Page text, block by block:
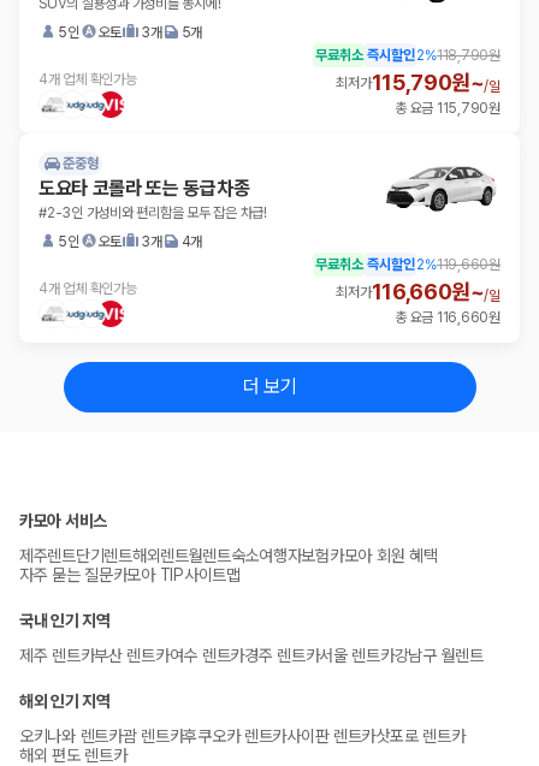
5인
오토 3개 5개
4개 업체 확인가능
무료취소 즉시할인2%118,790원
최저가115,790원~/일
총 요금 115,790원
준중형
도요타 코롤라 또는 동급차종
#2-3인 가성비와 편리함을 모두 잡은 차급!
5인
오토 3개 4개
4개 업체 확인가능
무료취소 즉시할인2%119,660원
최저가116,660원~/일
총 요금 116,660원
더 보기
카모아 서비스
제주렌트단기렌트해외렌트월렌트숙소여행자보험카모아 회원 혜택
자주 묻는 질문카모아 TIP사이트맵
국내 인기 지역
제주 렌트카부산 렌트카여수 렌트카경주 렌트카서울 렌트카강남구 월렌트
해외 인기 지역
오키나와 렌트카괌 렌트카후쿠오카 렌트카사이판 렌트카삿포로 렌트카
해외 편도 렌트카